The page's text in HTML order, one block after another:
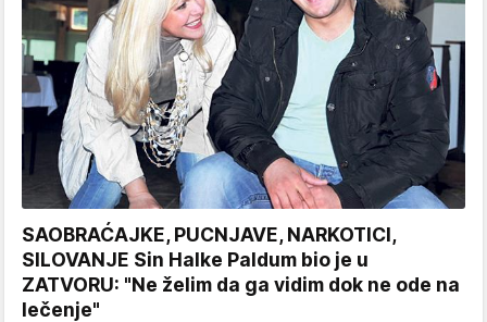
SAOBRAĆAJKE, PUCNJAVE, NARKOTICI,
SILOVANJE Sin Halke Paldum bio je u
ZATVORU: "Ne želim da ga vidim dok ne ode na
lečenje"